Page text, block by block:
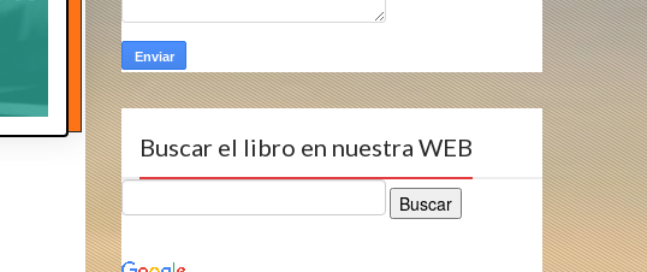
Buscar el libro en nuestra WEB